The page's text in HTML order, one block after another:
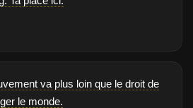
va plus loin que le droit de
le monde.